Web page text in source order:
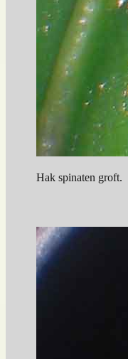
Hak spinaten groft.